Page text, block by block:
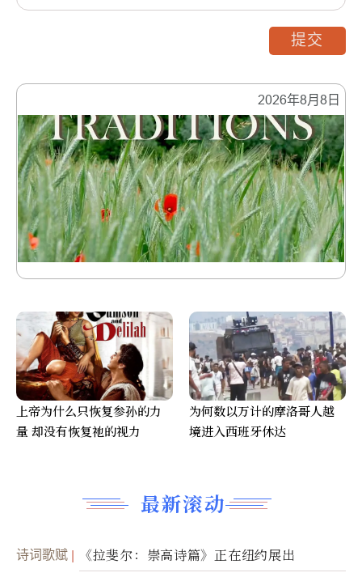
2026年8月8日
最新滚动
诗词歌赋 《拉斐尔：崇高诗篇》正在纽约展出
提交
上帝为什么只恢复参孙的力
量 却没有恢复祂的视力
为何数以万计的摩洛哥人越
境进入西班牙休达